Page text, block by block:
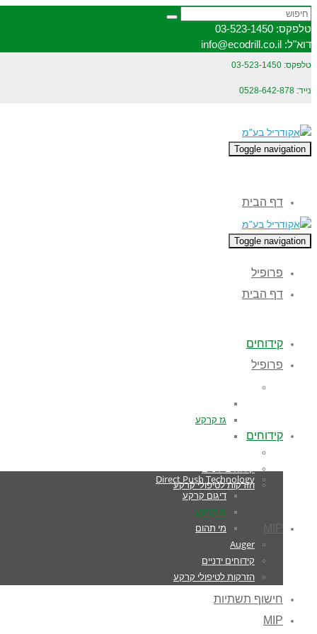
טלפקס: 03-523-1450
דוא"ל: info@ecodrill.co.il
טלפקס: 03-523-1450
נייד: 0528-642-878
Toggle navigation
דף הבית
פרופיל
קידוחים
גז קרקע
קידוחים ידניים
הזרקות לטיפולי קרקע
חישוף תשתיות
Toggle navigation
דף הבית
פרופיל
קידוחים
Direct Push Technology
דיגום קרקע
גז קרקע
מי תהום
Auger
קידוחים ידניים
הזרקות לטיפולי קרקע
MIP